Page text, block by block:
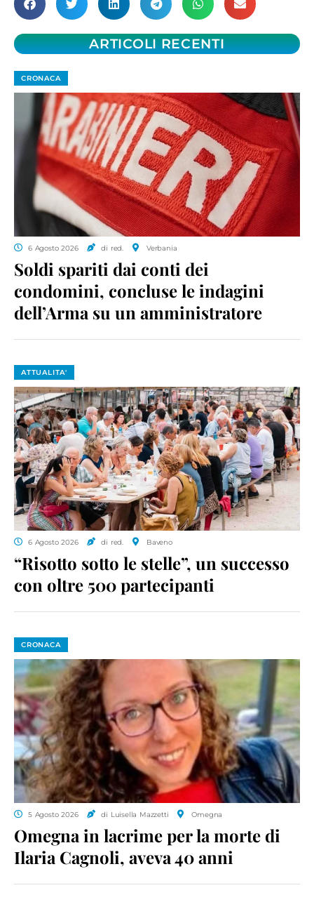
ARTICOLI RECENTI
CRONACA
6 Agosto 2026 di red. Verbania
Soldi spariti dai conti dei
condomini, concluse le indagini
dell’Arma su un amministratore
ATTUALITA'
6 Agosto 2026 di red. Baveno
“Risotto sotto le stelle”, un successo
con oltre 500 partecipanti
CRONACA
5 Agosto 2026 di Luisella Mazzetti Omegna
Omegna in lacrime per la morte di
Ilaria Cagnoli, aveva 40 anni